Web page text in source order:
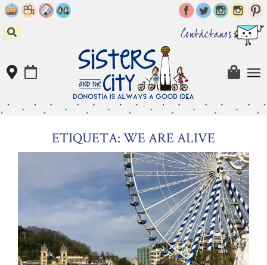
Skip
to
content
Contáctanos
ETIQUETA: WE ARE ALIVE